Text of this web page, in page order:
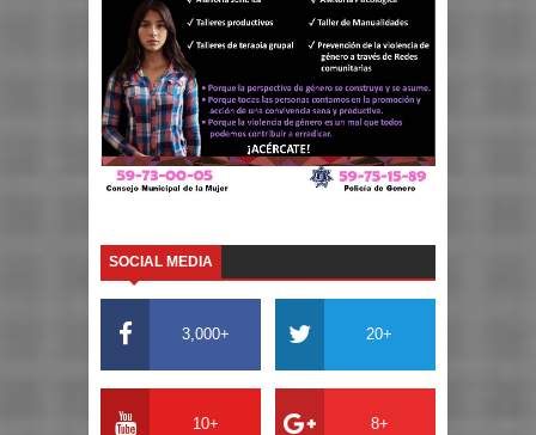
SOCIAL MEDIA
3,000+ 20+
10+ 8+